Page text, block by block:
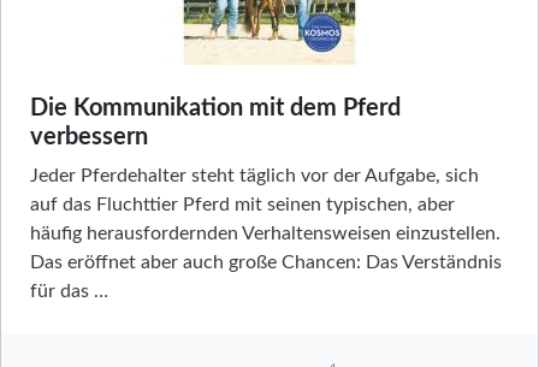
Die Kommunikation mit dem Pferd
verbessern
Jeder Pferdehalter steht täglich vor der Aufgabe, sich
auf das Fluchttier Pferd mit seinen typischen, aber
häufig herausfordernden Verhaltensweisen einzustellen.
Das eröffnet aber auch große Chancen: Das Verständnis
für das …